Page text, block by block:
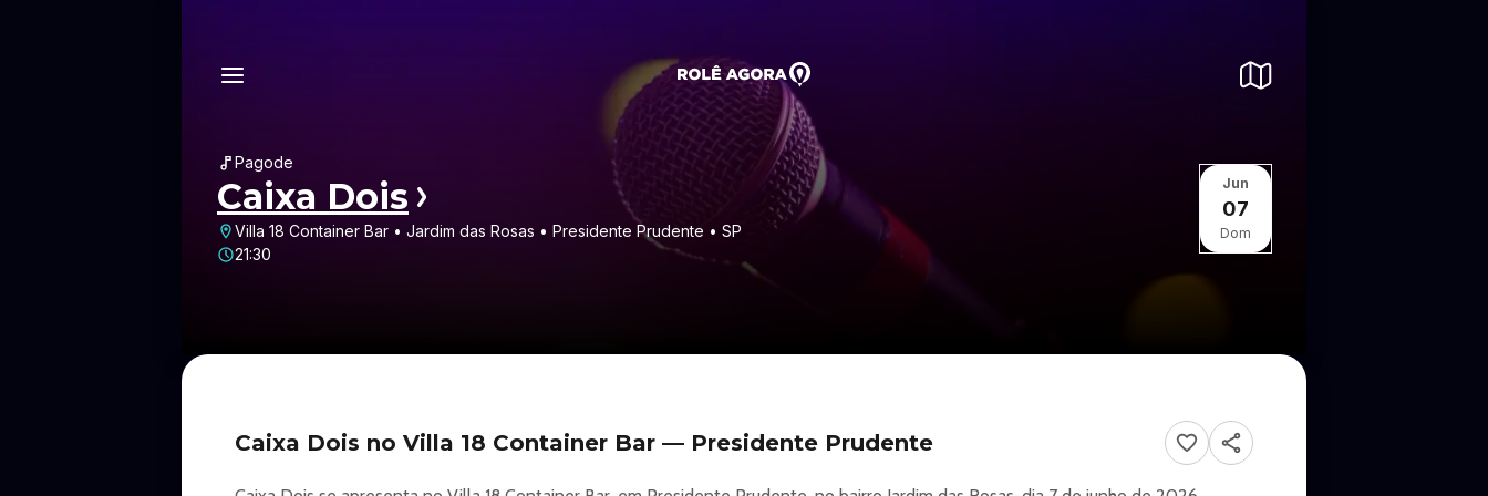
Pagode
Caixa Dois
Villa 18 Container Bar • Jardim das Rosas • Presidente Prudente • SP
21:30
Jun
07
Dom
Caixa Dois no Villa 18 Container Bar — Presidente Prudente